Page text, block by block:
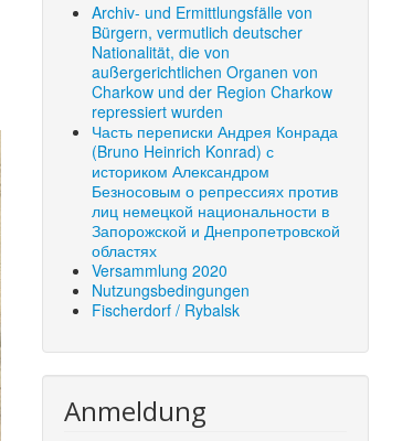
Archiv- und Ermittlungsfälle von
Bürgern, vermutlich deutscher
Nationalität, die von
außergerichtlichen Organen von
Charkow und der Region Charkow
repressiert wurden
Часть переписки Андрея Конрада
(Bruno Heinrich Konrad) с
историком Александром
Безносовым о репрессиях против
лиц немецкой национальности в
Запорожской и Днепропетровской
областях
Versammlung 2020
Nutzungsbedingungen
Fischerdorf / Rybalsk
Anmeldung